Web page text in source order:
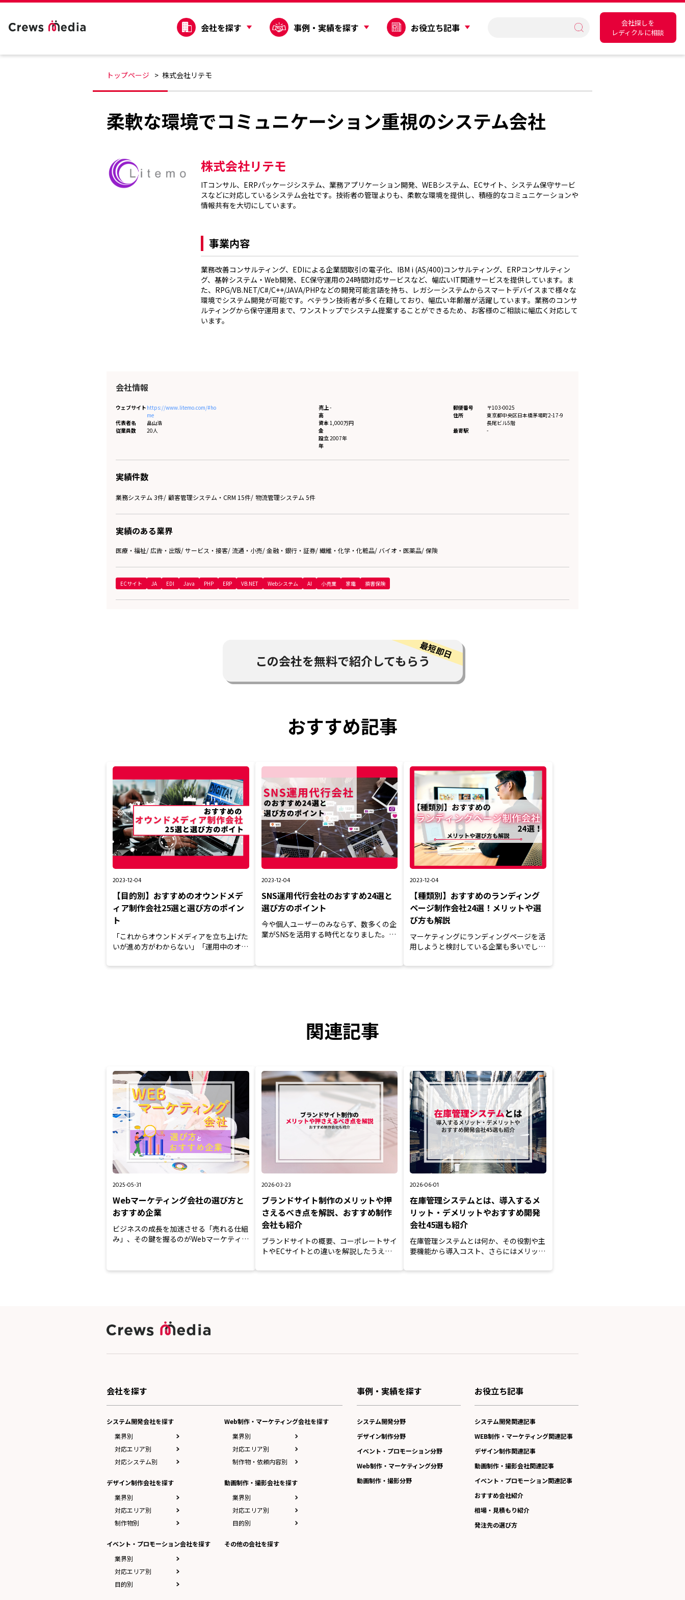
会社を探す 事例・実績を探す お役立ち記事
会社探しを
レディクルに相談
トップページ 株式会社リテモ
柔軟な環境でコミュニケーション重視のシステム会社
株式会社リテモ
ITコンサル、ERPパッケージシステム、業務アプリケーション開発、WEBシステム、ECサイト、システム保守サービ
スなどに対応しているシステム会社です。技術者の管理よりも、柔軟な環境を提供し、積極的なコミュニケーションや
情報共有を大切にしています。
事業内容
業務改善コンサルティング、EDIによる企業間取引の電子化、IBM i (AS/400)コンサルティング、ERPコンサルティン
グ、基幹システム・Web開発、EC保守運用の24時間対応サービスなど、幅広いIT関連サービスを提供しています。ま
た、RPG/VB.NET/C#/C++/JAVA/PHPなどの開発可能言語を持ち、レガシーシステムからスマートデバイスまで様々な
環境でシステム開発が可能です。ベテラン技術者が多く在籍しており、幅広い年齢層が活躍しています。業務のコンサ
ルティングから保守運用まで、ワンストップでシステム提案することができるため、お客様のご相談に幅広く対応して
います。
会社情報
ウェブサイト https://www.litemo.com/#ho
me
代表者名
畠山浩
従業員数
20人
売上
高
-
資本
金
1,000万円
設立
年
2007年
郵便番号
〒103-0025
住所
東京都中央区日本橋茅場町2-17-9
長尾ビル5階
最寄駅
-
実績件数
業務システム 3件/ 顧客管理システム・CRM 15件/ 物流管理システム 5件
実績のある業界
医療・福祉/ 広告・出版/サービス・接客/流通・小売/金融・銀行・証券/繊維・化学・化粧品/ バイオ・医薬品/保険
ECサイト JA EDI Java PHP ERP VB.NET Webシステム AI 小売業 家電 損害保険
この会社を無料で紹介してもらう
おすすめ記事
2023-12-04
【目的別】おすすめのオウンドメデ
ィア制作会社25選と選び方のポイン
ト
「これからオウンドメディアを立ち上げた
いが進め方がわからない」「運用中のオウ
2023-12-04
SNS運用代行会社のおすすめ24選と
選び方のポイント
今や個人ユーザーのみならず、数多くの企
業がSNSを活用する時代となりました。効
2023-12-04
【種類別】おすすめのランディング
ページ制作会社24選！メリットや選
び方も解説
マーケティングにランディングページを活
用しようと検討している企業も多いでしょ
関連記事
2025-05-31
Webマーケティング会社の選び方と
おすすめ企業
ビジネスの成長を加速させる「売れる仕組
み」、その鍵を握るのがWebマーケティン
2026-03-23
ブランドサイト制作のメリットや押
さえるべき点を解説、おすすめ制作
会社も紹介
ブランドサイトの概要、コーポレートサイ
トやECサイトとの違いを解説したうえ
2026-06-01
在庫管理システムとは、導入するメ
リット・デメリットやおすすめ開発
会社45選も紹介
在庫管理システムとは何か、その役割や主
要機能から導入コスト、さらにはメリッ
会社を探す
システム開発会社を探す
業界別
対応エリア別
対応システム別
デザイン制作会社を探す
業界別
対応エリア別
制作物別
イベント・プロモーション会社を探す
業界別
対応エリア別
目的別
Web制作・マーケティング会社を探す
業界別
対応エリア別
制作物・依頼内容別
動画制作・撮影会社を探す
業界別
対応エリア別
目的別
その他の会社を探す
事例・実績を探す
システム開発分野
デザイン制作分野
イベント・プロモーション分野
Web制作・マーケティング分野
動画制作・撮影分野
お役立ち記事
システム開発関連記事
WEB制作・マーケティング関連記事
デザイン制作関連記事
動画制作・撮影会社関連記事
イベント・プロモーション関連記事
おすすめ会社紹介
相場・見積もり紹介
発注先の選び方